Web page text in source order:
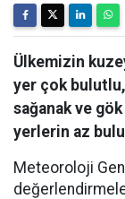
Ülkemizin
yer çok
sağanak ve
yerlerin az
Meteoroloji